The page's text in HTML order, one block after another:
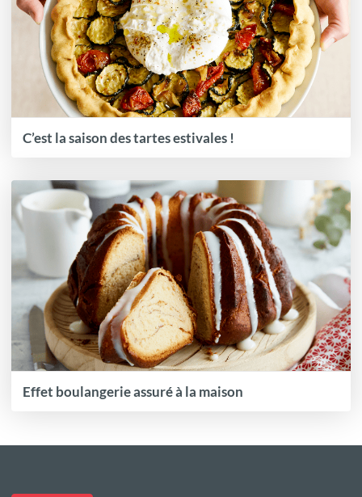
C’est la saison des tartes estivales !
Effet boulangerie assuré à la maison